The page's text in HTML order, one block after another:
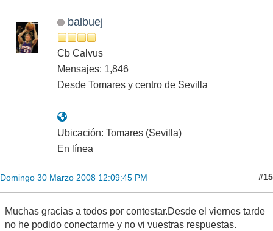
balbuej
Cb Calvus
Mensajes: 1,846
Desde Tomares y centro de Sevilla
Ubicación: Tomares (Sevilla)
En línea
Domingo 30 Marzo 2008 12:09:45 PM #15
Muchas gracias a todos por contestar.Desde el viernes tarde
no he podido conectarme y no vi vuestras respuestas.